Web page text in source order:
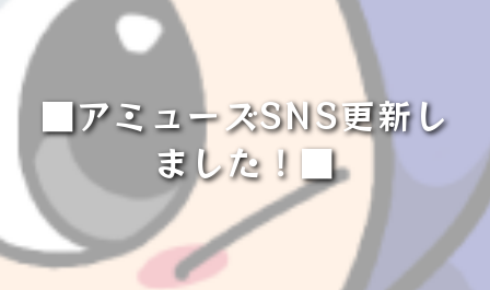
■アミューズSNS更新し
ました！■